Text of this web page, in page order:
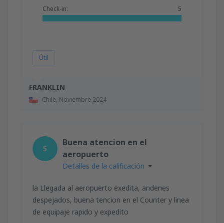
FRANKLIN
Chile, Noviembre 2024
Check-in: 5
Útil
5
Buena atencion en el
aeropuerto
Detalles de la calificación
la Llegada al aeropuerto exedita, andenes
despejados, buena tencion en el Counter y linea
de equipaje rapido y expedito